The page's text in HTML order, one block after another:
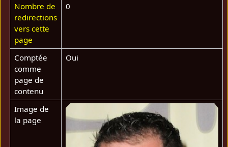
Nombre de
redirections
vers cette
page
0
Comptée
comme
page de
contenu
Oui
Image de
la page